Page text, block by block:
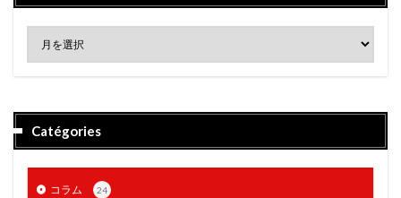
Catégories
コラム 24